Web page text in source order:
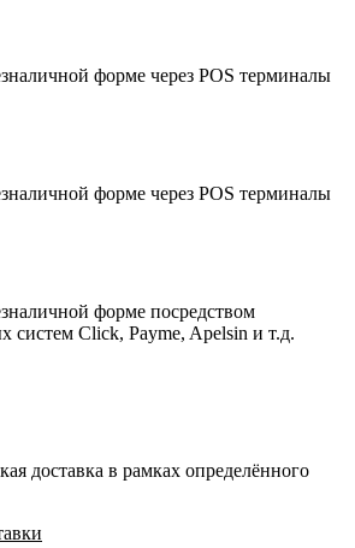
форме через POS терминалы
форме через POS терминалы
форме посредством
систем Click, Payme, Apelsin и т.д.
доставка в рамках определённого